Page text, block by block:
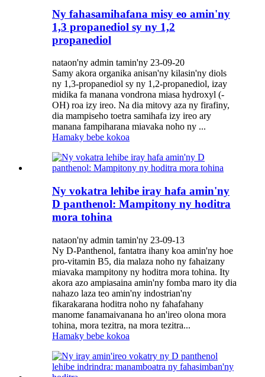
Ny fahasamihafana misy eo amin'ny
1,3 propanediol sy ny 1,2
propanediol
nataon'ny admin tamin'ny 23-09-20
Samy akora organika anisan'ny kilasin'ny diols
ny 1,3-propanediol sy ny 1,2-propanediol, izay
midika fa manana vondrona miasa hydroxyl (-
OH) roa izy ireo. Na dia mitovy aza ny firafiny,
dia mampiseho toetra samihafa izy ireo ary
manana fampiharana miavaka noho ny ...
Hamaky bebe kokoa
Ny vokatra lehibe iray hafa amin'ny
D panthenol: Mampitony ny hoditra
mora tohina
nataon'ny admin tamin'ny 23-09-13
Ny D-Panthenol, fantatra ihany koa amin'ny hoe
pro-vitamin B5, dia malaza noho ny fahaizany
miavaka mampitony ny hoditra mora tohina. Ity
akora azo ampiasaina amin'ny fomba maro ity dia
nahazo laza teo amin'ny indostrian'ny
fikarakarana hoditra noho ny fahafahany
manome fanamaivanana ho an'ireo olona mora
tohina, mora tezitra, na mora tezitra...
Hamaky bebe kokoa